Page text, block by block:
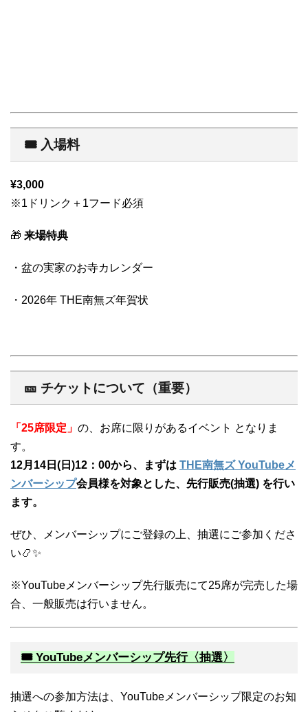
🎟 入場料
¥3,000
※1ドリンク＋1フード必須
🎁 来場特典
・盆の実家のお寺カレンダー
・2026年 THE南無ズ年賀状
🎫 チケットについて（重要）
「25席限定」 の、お席に限りがあるイベント となりま
す。
12月14日(日)12：00から、まずは THE南無ズ YouTubeメ
ンバーシップ会員様を対象とした、先行販売(抽選) を行い
ます。
ぜひ、メンバーシップにご登録の上、抽選にご参加くださ
い📿✨
※YouTubeメンバーシップ先行販売にて25席が完売した場
合、一般販売は行いません。
🎟 YouTubeメンバーシップ先行〈抽選〉
抽選への参加方法は、YouTubeメンバーシップ限定のお知